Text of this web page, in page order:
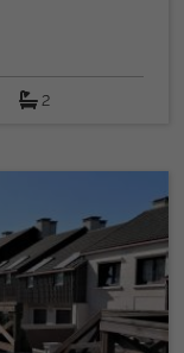
。不要错过在这
2